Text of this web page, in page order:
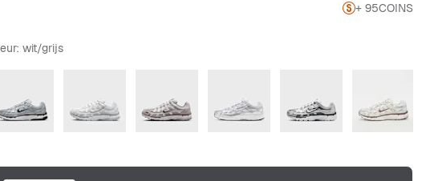
+ 95COINS
: wit/grijs